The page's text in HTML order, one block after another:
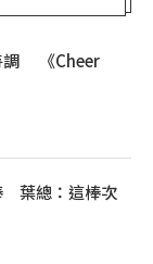
調 《Cheer
葉總：這棒次